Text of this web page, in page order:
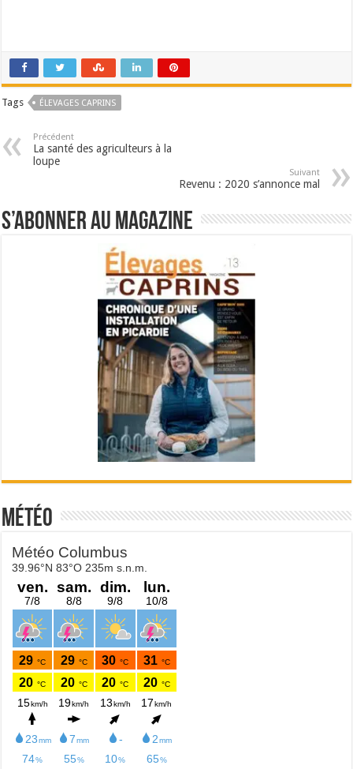
Tags ÉLEVAGES CAPRINS
Précédent
La santé des agriculteurs à la
loupe
Suivant
Revenu : 2020 s’annonce mal
S’abonner au magazine
Météo